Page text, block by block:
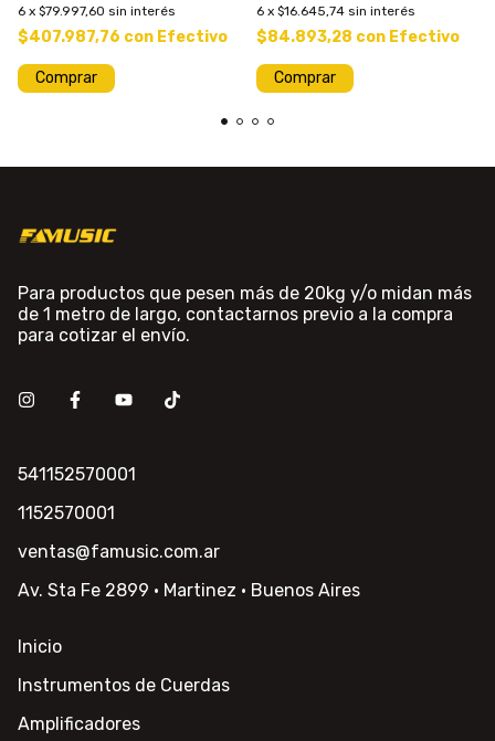
6 x $79.997,60 sin interés
$407.987,76 con Efectivo
6 x $16.645,74 sin interés
$84.893,28 con Efectivo
Para productos que pesen más de 20kg y/o midan más
de 1 metro de largo, contactarnos previo a la compra
para cotizar el envío.
541152570001
1152570001
ventas@famusic.com.ar
Av. Sta Fe 2899 · Martinez · Buenos Aires
Inicio
Instrumentos de Cuerdas
Amplificadores